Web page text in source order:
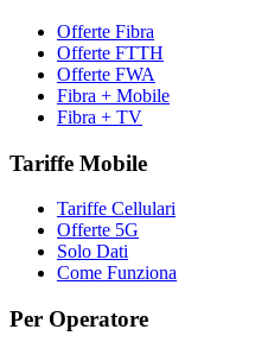
Offerte Fibra
Offerte FTTH
Offerte FWA
Fibra + Mobile
Fibra + TV
Tariffe Mobile
Tariffe Cellulari
Offerte 5G
Solo Dati
Come Funziona
Per Operatore